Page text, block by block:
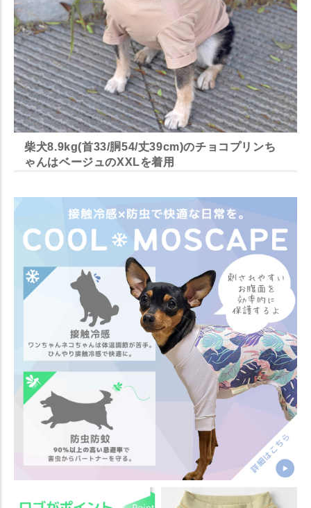
柴犬8.9kg(首33/胴54/丈39cm)のチョコプリンち
ゃんはベージュのXXLを着用